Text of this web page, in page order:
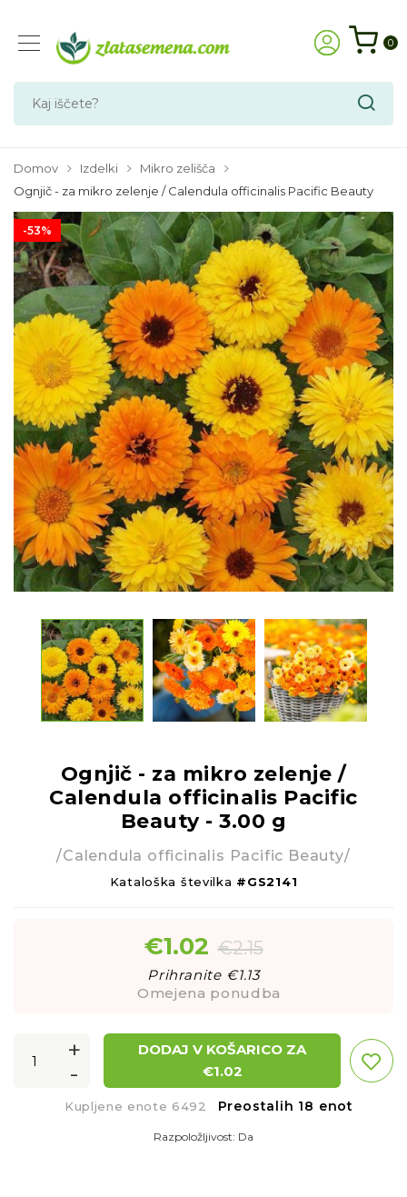
0
Domov Izdelki
Mikro zelišča
Ognjič - za mikro zelenje / Calendula officinalis Pacific Beauty
-53%
Ognjič - za mikro zelenje /
Calendula officinalis Pacific
Beauty - 3.00 g
/Calendula officinalis Pacific Beauty/
Kataloška številka #GS2141
€1.02 €2.15
Prihranite €1.13
Omejena ponudba
+
-
DODAJ V KOŠARICO ZA
€1.02
Kupljene enote 6492 Preostalih 18 enot
Razpoložljivost: Da